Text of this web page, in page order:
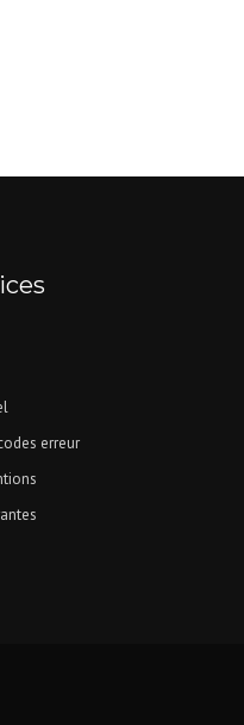
erreur